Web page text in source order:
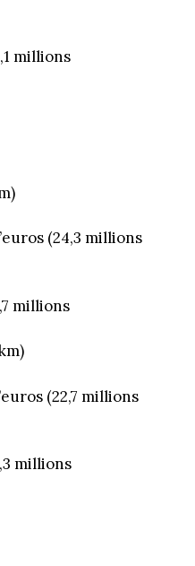
millions
(24,3 millions
millions
(22,7 millions
millions